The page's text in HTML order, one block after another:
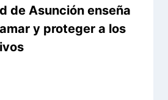
de Asunción enseña
y proteger a los